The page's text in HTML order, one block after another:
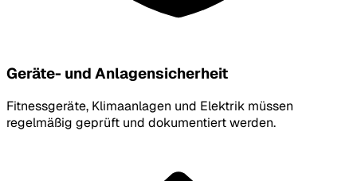
Geräte- und Anlagensicherheit
Fitnessgeräte, Klimaanlagen und Elektrik müssen
regelmäßig geprüft und dokumentiert werden.